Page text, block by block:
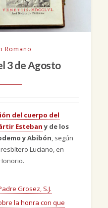
Romano
3 de Agosto
del cuerpo del
Estebany de los
y Abibón, según
Luciano, en
Grosez, S.J.
la honra con que